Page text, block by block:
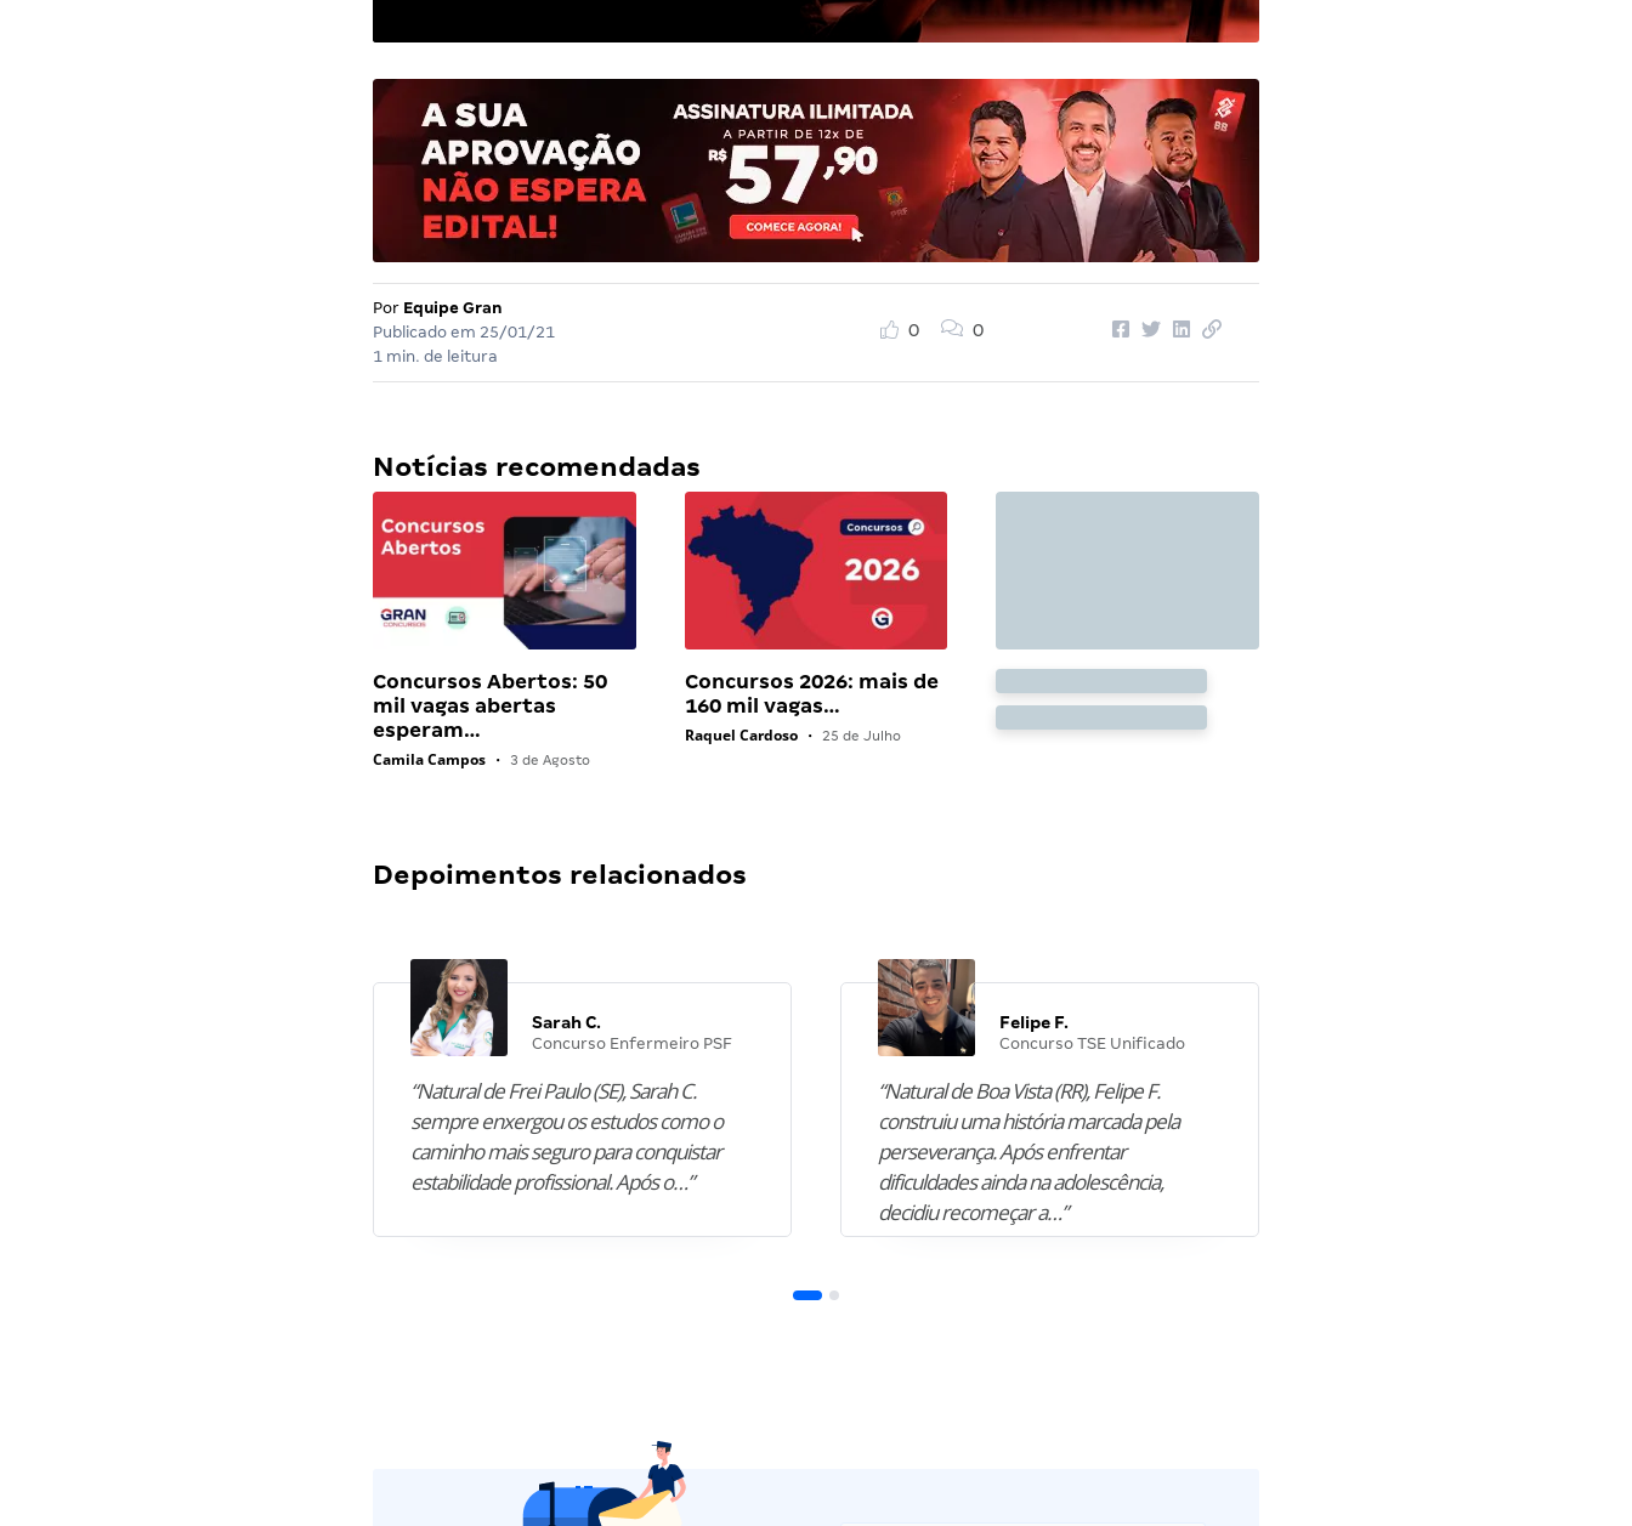
Por Equipe Gran
Publicado em 25/01/21
1 min. de leitura
0 0
Notícias recomendadas
Concursos Abertos: 50
mil vagas abertas
esperam…
Camila Campos • 3 de Agosto
Concursos 2026: mais de
160 mil vagas…
Raquel Cardoso • 25 de Julho
Depoimentos relacionados
Sarah C.
Concurso Enfermeiro PSF
“Natural de Frei Paulo (SE), Sarah C.
sempre enxergou os estudos como o
caminho mais seguro para conquistar
estabilidade profissional. Após o…”
Felipe F.
Concurso TSE Unificado
“Natural de Boa Vista (RR), Felipe F.
construiu uma história marcada pela
perseverança. Após enfrentar
dificuldades ainda na adolescência,
decidiu recomeçar a…”